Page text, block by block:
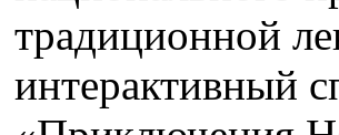
традиционной
интерактивный